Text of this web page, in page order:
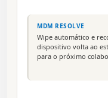
MDM RESOLVE
Wipe automático e
dispositivo volta ao
para o próximo